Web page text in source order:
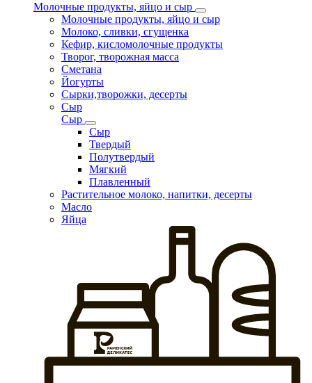
Молочные продукты, яйцо и сыр
Молочные продукты, яйцо и сыр
Молоко, сливки, сгущенка
Кефир, кисломолочные продукты
Творог, творожная масса
Сметана
Йогурты
Сырки,творожки, десерты
Сыр
Сыр
Сыр
Твердый
Полутвердый
Мягкий
Плавленный
Растительное молоко, напитки, десерты
Масло
Яйца